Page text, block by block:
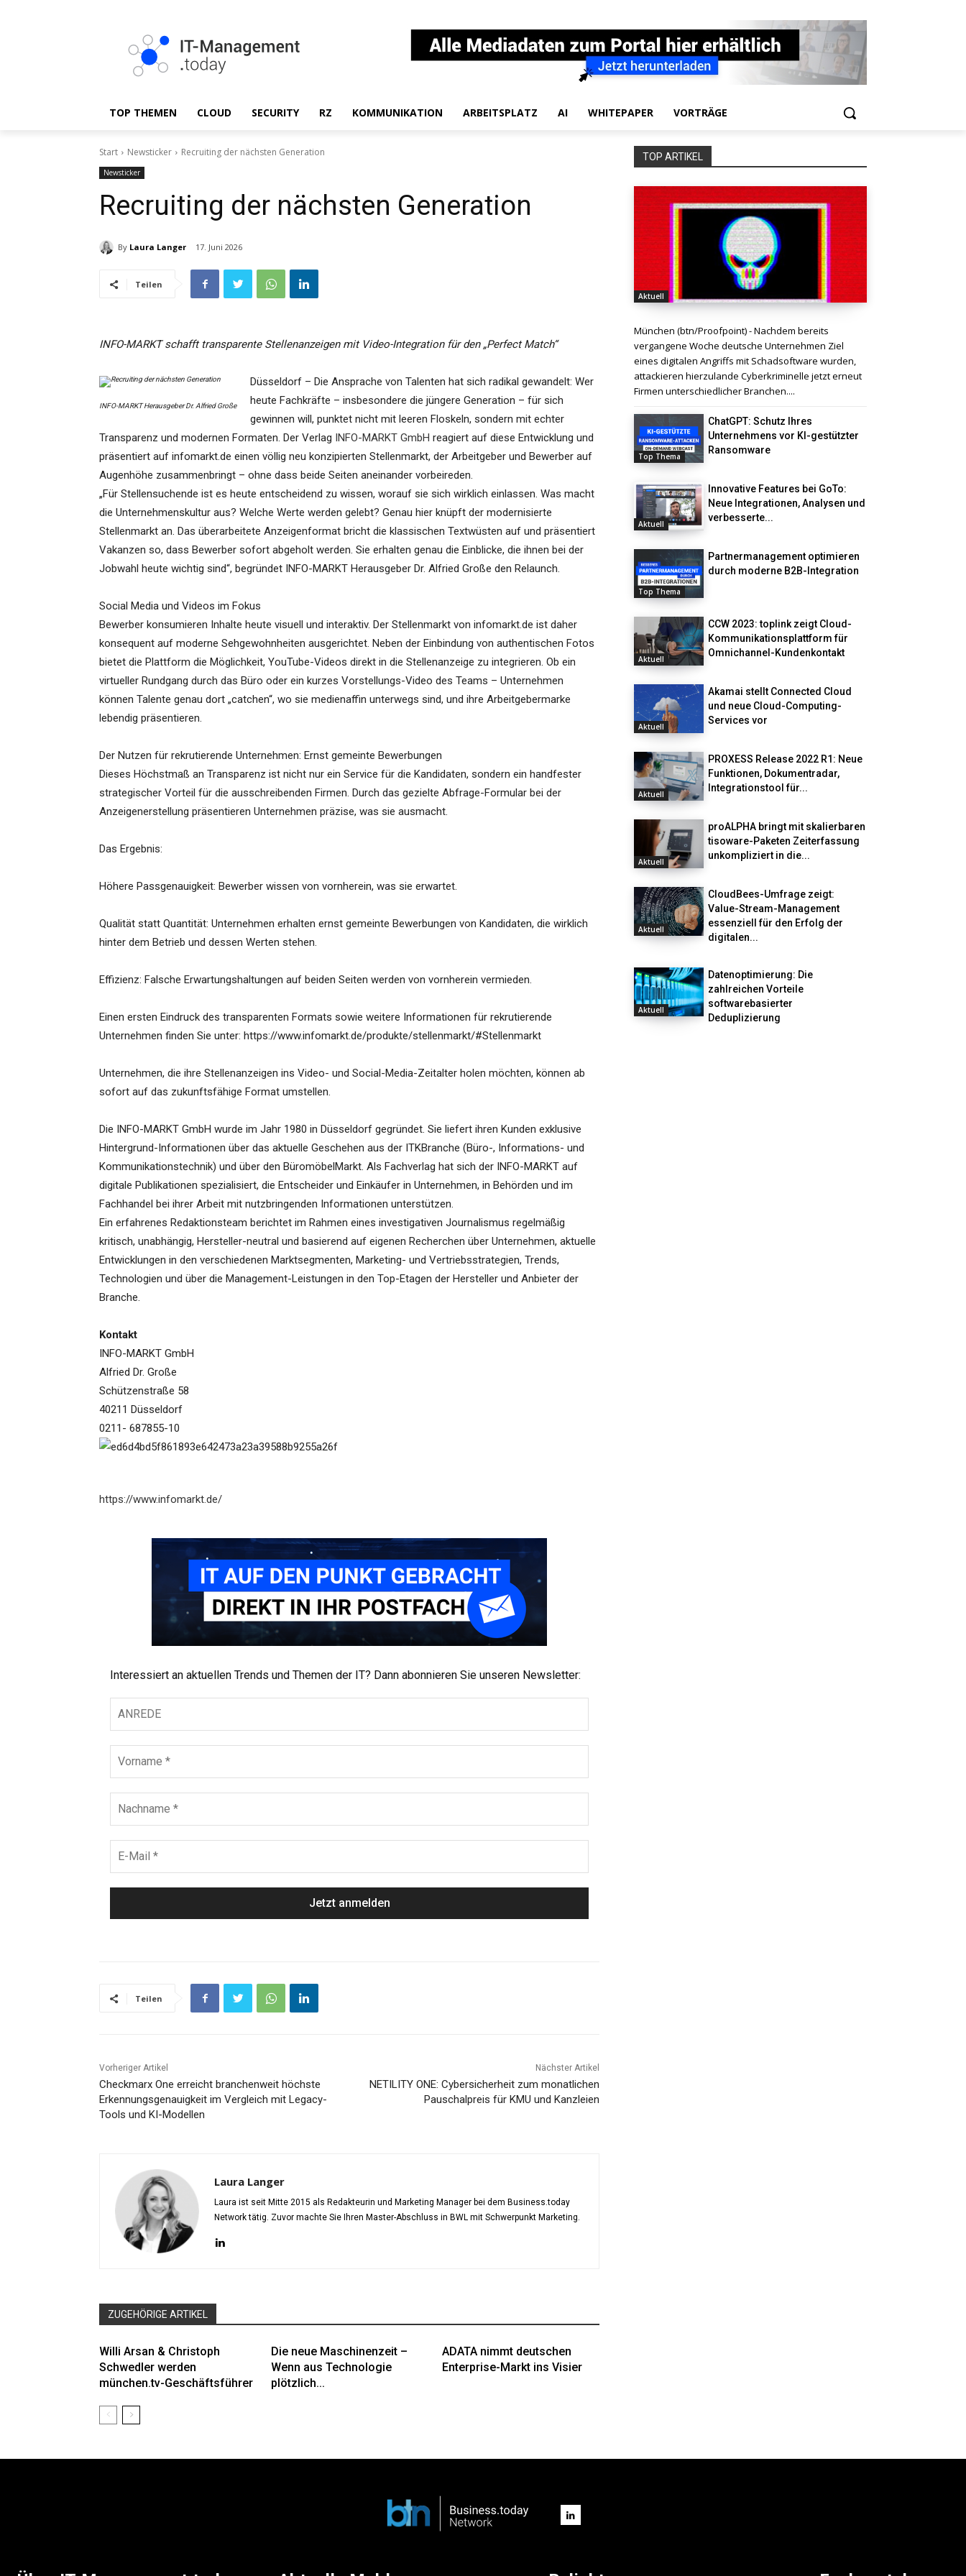
TOP THEMEN CLOUD SECURITY RZ KOMMUNIKATION ARBEITSPLATZ AI WHITEPAPER VORTRÄGE
Start Newsticker Recruiting der nächsten Generation
Newsticker
Recruiting der nächsten Generation
By Laura Langer 17. Juni 2026
Teilen
INFO-MARKT schafft transparente Stellenanzeigen mit Video-Integration für den „Perfect Match“
INFO-MARKT Herausgeber Dr. Alfried Große
Düsseldorf – Die Ansprache von Talenten hat sich radikal gewandelt: Wer
heute Fachkräfte – insbesondere die jüngere Generation – für sich
gewinnen will, punktet nicht mit leeren Floskeln, sondern mit echter
Transparenz und modernen Formaten. Der Verlag INFO-MARKT GmbH reagiert auf diese Entwicklung und
präsentiert auf infomarkt.de einen völlig neu konzipierten Stellenmarkt, der Arbeitgeber und Bewerber auf
Augenhöhe zusammenbringt – ohne dass beide Seiten aneinander vorbeireden.
„Für Stellensuchende ist es heute entscheidend zu wissen, worauf sie sich wirklich einlassen. Was macht
die Unternehmenskultur aus? Welche Werte werden gelebt? Genau hier knüpft der modernisierte
Stellenmarkt an. Das überarbeitete Anzeigenformat bricht die klassischen Textwüsten auf und präsentiert
Vakanzen so, dass Bewerber sofort abgeholt werden. Sie erhalten genau die Einblicke, die ihnen bei der
Jobwahl heute wichtig sind“, begründet INFO-MARKT Herausgeber Dr. Alfried Große den Relaunch.
Social Media und Videos im Fokus
Bewerber konsumieren Inhalte heute visuell und interaktiv. Der Stellenmarkt von infomarkt.de ist daher
konsequent auf moderne Sehgewohnheiten ausgerichtet. Neben der Einbindung von authentischen Fotos
bietet die Plattform die Möglichkeit, YouTube-Videos direkt in die Stellenanzeige zu integrieren. Ob ein
virtueller Rundgang durch das Büro oder ein kurzes Vorstellungs-Video des Teams – Unternehmen
können Talente genau dort „catchen“, wo sie medienaffin unterwegs sind, und ihre Arbeitgebermarke
lebendig präsentieren.
Der Nutzen für rekrutierende Unternehmen: Ernst gemeinte Bewerbungen
Dieses Höchstmaß an Transparenz ist nicht nur ein Service für die Kandidaten, sondern ein handfester
strategischer Vorteil für die ausschreibenden Firmen. Durch das gezielte Abfrage-Formular bei der
Anzeigenerstellung präsentieren Unternehmen präzise, was sie ausmacht.
Das Ergebnis:
Höhere Passgenauigkeit: Bewerber wissen von vornherein, was sie erwartet.
Qualität statt Quantität: Unternehmen erhalten ernst gemeinte Bewerbungen von Kandidaten, die wirklich
hinter dem Betrieb und dessen Werten stehen.
Effizienz: Falsche Erwartungshaltungen auf beiden Seiten werden von vornherein vermieden.
Einen ersten Eindruck des transparenten Formats sowie weitere Informationen für rekrutierende
Unternehmen finden Sie unter: https://www.infomarkt.de/produkte/stellenmarkt/#Stellenmarkt
Unternehmen, die ihre Stellenanzeigen ins Video- und Social-Media-Zeitalter holen möchten, können ab
sofort auf das zukunftsfähige Format umstellen.
Die INFO-MARKT GmbH wurde im Jahr 1980 in Düsseldorf gegründet. Sie liefert ihren Kunden exklusive
Hintergrund-Informationen über das aktuelle Geschehen aus der ITKBranche (Büro-, Informations- und
Kommunikationstechnik) und über den BüromöbelMarkt. Als Fachverlag hat sich der INFO-MARKT auf
digitale Publikationen spezialisiert, die Entscheider und Einkäufer in Unternehmen, in Behörden und im
Fachhandel bei ihrer Arbeit mit nutzbringenden Informationen unterstützen.
Ein erfahrenes Redaktionsteam berichtet im Rahmen eines investigativen Journalismus regelmäßig
kritisch, unabhängig, Hersteller-neutral und basierend auf eigenen Recherchen über Unternehmen, aktuelle
Entwicklungen in den verschiedenen Marktsegmenten, Marketing- und Vertriebsstrategien, Trends,
Technologien und über die Management-Leistungen in den Top-Etagen der Hersteller und Anbieter der
Branche.
Kontakt
INFO-MARKT GmbH
Alfried Dr. Große
Schützenstraße 58
40211 Düsseldorf
0211- 687855-10
https://www.infomarkt.de/
Interessiert an aktuellen Trends und Themen der IT? Dann abonnieren Sie unseren Newsletter:
Teilen
Vorheriger Artikel
Checkmarx One erreicht branchenweit höchste
Erkennungsgenauigkeit im Vergleich mit Legacy-
Tools und KI-Modellen
Nächster Artikel
NETILITY ONE: Cybersicherheit zum monatlichen
Pauschalpreis für KMU und Kanzleien
Laura Langer
Laura ist seit Mitte 2015 als Redakteurin und Marketing Manager bei dem Business.today
Network tätig. Zuvor machte Sie Ihren Master-Abschluss in BWL mit Schwerpunkt Marketing.
ZUGEHÖRIGE ARTIKEL
Willi Arsan & Christoph
Schwedler werden
münchen.tv-Geschäftsführer
Die neue Maschinenzeit –
Wenn aus Technologie
plötzlich...
ADATA nimmt deutschen
Enterprise-Markt ins Visier
TOP ARTIKEL
Aktuell
München (btn/Proofpoint) - Nachdem bereits
vergangene Woche deutsche Unternehmen Ziel
eines digitalen Angriffs mit Schadsoftware wurden,
attackieren hierzulande Cyberkriminelle jetzt erneut
Firmen unterschiedlicher Branchen....
Top Thema
ChatGPT: Schutz Ihres
Unternehmens vor KI-gestützter
Ransomware
Aktuell
Innovative Features bei GoTo:
Neue Integrationen, Analysen und
verbesserte...
Top Thema
Partnermanagement optimieren
durch moderne B2B-Integration
Aktuell
CCW 2023: toplink zeigt Cloud-
Kommunikationsplattform für
Omnichannel-Kundenkontakt
Aktuell
Akamai stellt Connected Cloud
und neue Cloud-Computing-
Services vor
Aktuell
PROXESS Release 2022 R1: Neue
Funktionen, Dokumentradar,
Integrationstool für...
Aktuell
proALPHA bringt mit skalierbaren
tisoware-Paketen Zeiterfassung
unkompliziert in die...
Aktuell
CloudBees-Umfrage zeigt:
Value-Stream-Management
essenziell für den Erfolg der
digitalen...
Aktuell
Datenoptimierung: Die
zahlreichen Vorteile
softwarebasierter
Deduplizierung